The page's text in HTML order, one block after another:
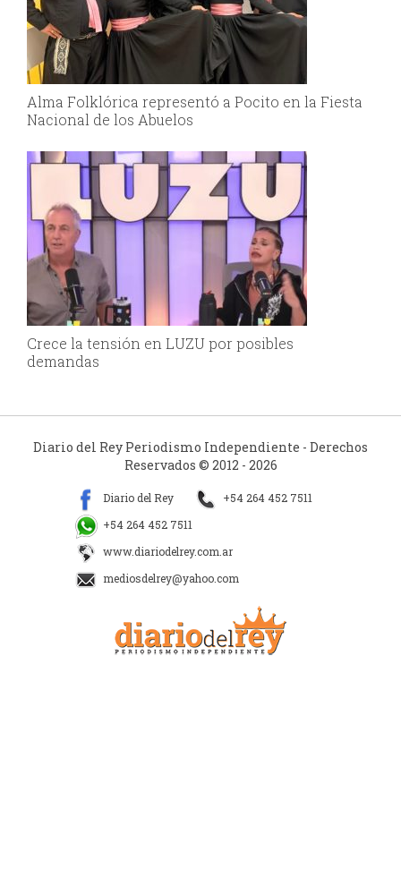
Alma Folklórica representó a Pocito en la Fiesta
Nacional de los Abuelos
Crece la tensión en LUZU por posibles
demandas
Diario del Rey Periodismo Independiente - Derechos
Reservados © 2012 - 2026
Diario del Rey
+54 264 452 7511
+54 264 452 7511
www.diariodelrey.com.ar
mediosdelrey@yahoo.com